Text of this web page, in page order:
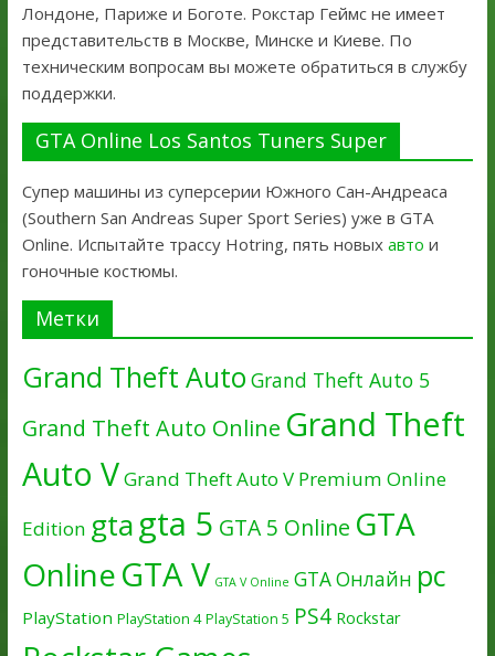
Лондоне, Париже и Боготе. Рокстар Геймс не имеет
представительств в Москве, Минске и Киеве. По
техническим вопросам вы можете обратиться в службу
поддержки.
GTA Online Los Santos Tuners Super
Супер машины из суперсерии Южного Сан-Андреаса
(Southern San Andreas Super Sport Series) уже в GTA
Online. Испытайте трассу Hotring, пять новых авто и
гоночные костюмы.
Метки
Grand Theft Auto Grand Theft Auto 5
Grand Theft Auto Online Grand Theft
Auto VGrand Theft Auto V Premium Online
Edition gtagta 5 GTA 5 Online GTA
OnlineGTA V GTA V Online GTA Онлайн pc
PlayStation PlayStation 4 PlayStation 5 PS4 Rockstar